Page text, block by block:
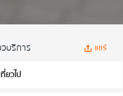
วบริการ แชร์
ที่ยวไป